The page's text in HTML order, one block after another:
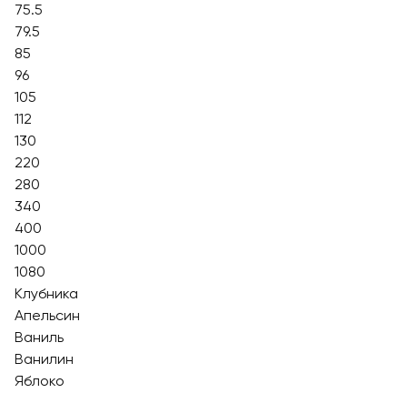
75.5
79.5
85
96
105
112
130
220
280
340
400
1000
1080
Клубника
Апельсин
Ваниль
Ванилин
Яблоко